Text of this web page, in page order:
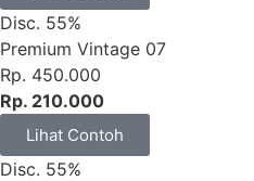
Disc. 55%
Premium Vintage 07
Rp. 450.000
Rp. 210.000
Lihat Contoh
Disc. 55%